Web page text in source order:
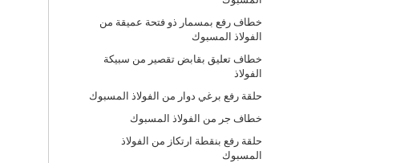
خطاف رفع بمسمار ذو فتحة عميقة من
الفولاذ المسبوك
خطاف تعليق بقابض تقصير من سبيكة
الفولاذ
حلقة رفع برغي دوار من الفولاذ المسبوك
خطاف جر من الفولاذ المسبوك
حلقة رفع بنقطة ارتكاز من الفولاذ
المسبوك